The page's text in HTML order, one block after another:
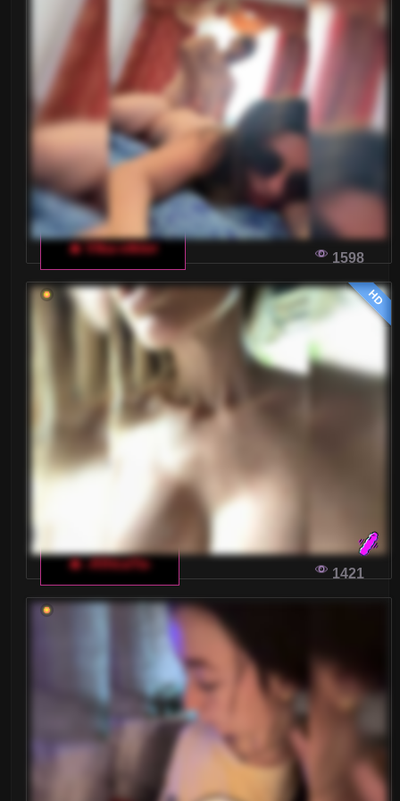
JAK WYBRAĆ NAJLEPSZY CZAS NA
WŁOSKI CZAT DLA DOROSŁYCH?
Każdy, kto kiedykolwiek próbował rozmawiać
online, wie, że nie jest to takie proste, jak
mogłoby się wydawać. Aby w pełni wykorzystać
możliwości włoskiego czatu dla dorosłych, warto
zwrócić uwagę na idealny czas na rozmowę.
JAK POPRAWIĆ OTWARTOŚĆ W ZWIĄZKU
PRZEZ WEBKAM-SEKS WE WŁOSKIM
CZACIE DLA DOROSŁYCH
Odkrywaj, jak webkam-seks na włoskim czacie
dla dorosłych może pomóc w poprawie
otwartości w twoim związku, budując
jednocześnie zaufanie i wzajemne zrozumienie.
JAK ZROBIĆ STREAM BARDZO
ZAPAMIĘTYWALNY
Jeśli chcesz, żeby twój stream na włoskim czacie
dla dorosłych zapisał się w pamięci widzów,
musisz się wyróżniać w tłumie. Oto kilka
zatrzymać uwagę widzów na twoim żywo
🔥 Vika-viktor
1598
HD
🔥 -AfricaYa-
1421